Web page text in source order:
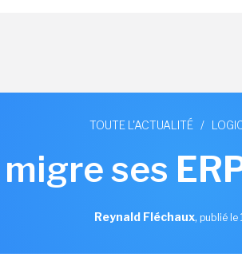
TOUTE L'ACTUALITÉ /
ses
Reynald Fléchaux, publié le